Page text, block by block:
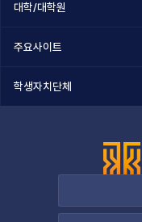
대학/대학원
주요사이트
학생자치단체